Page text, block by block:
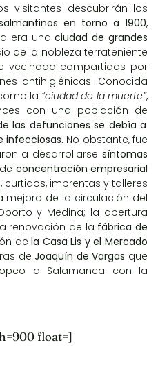
visitantes descubrirán los
en torno a 1900,
era unaciudad de grandes
de la nobleza terrateniente
vecindad compartidas por
antihigiénicas. Conocida
la “ciudad de la muerte”,
con una población de
las defunciones se debía a
infecciosas. No obstante, fue
a desarrollarse síntomas
concentración empresarial
imprentas y talleres
mejora de la circulación del
y Medina; la apertura
renovación de la fábrica de
dela Casa Lis y el Mercado
de Joaquín de Vargas que
a Salamanca con la
float=]